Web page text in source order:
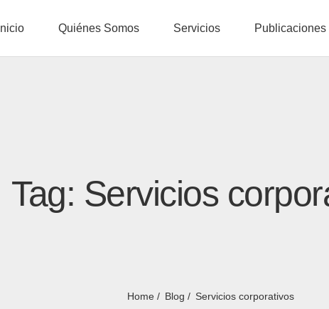
Inicio Quiénes Somos Servicios Publicaciones
Tag: Servicios
Home Blog Servicios corporativos